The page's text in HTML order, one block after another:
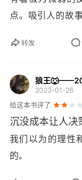
点。吸引人的故
思缜密的、复杂
们对世界的理解
逛。花钱去看新
全估计错误，他
正的危机。第二
转发
狼王
2023-01-26
给这本书评了
沉没成本让人决
我们以为的理性
的。